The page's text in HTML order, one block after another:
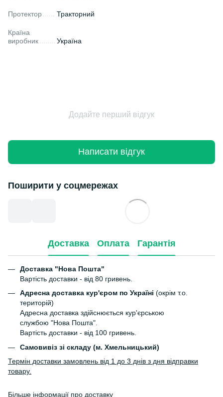
Протектор Тракторний
Країна
виробник
Україна
Додайте перший відгук
Написати відгук
Поширити у соцмережах
Доставка Оплата Гарантія
Доставка "Нова Пошта"
Вартість доставки - від 80 гривень.
Адресна доставка кур'єром по Україні (окрім т.о.
територій)
Адресна доставка здійснюється кур'єрською
службою "Нова Пошта".
Вартість доставки - від 100 гривень.
Самовивіз зі складу (м. Хмельницький)
Термін доставки замовлень від 1 до 3 днів з дня відправки
товару.
Більше інформації про доставку